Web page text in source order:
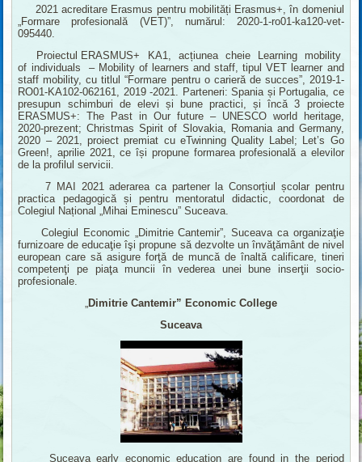
2021 acreditare Erasmus pentru mobilități Erasmus+, în domeniul
„Formare profesională (VET)”, numărul: 2020-1-ro01-ka120-vet-
095440.
Proiectul ERASMUS+ KA1, acțiunea cheie Learning mobility
of individuals – Mobility of learners and staff, tipul VET learner and
staff mobility, cu titlul “Formare pentru o carieră de succes”, 2019-1-
RO01-KA102-062161, 2019 -2021. Parteneri: Spania și Portugalia, ce
presupun schimburi de elevi și bune practici, și încă 3 proiecte
ERASMUS+: The Past in Our future – UNESCO world heritage,
2020-prezent; Christmas Spirit of Slovakia, Romania and Germany,
2020 – 2021, proiect premiat cu eTwinning Quality Label; Let’s Go
Green!, aprilie 2021, ce își propune formarea profesională a elevilor
de la profilul servicii.
7 MAI 2021 aderarea ca partener la Consorțiul școlar pentru
practica pedagogică și pentru mentoratul didactic, coordonat de
Colegiul Național „Mihai Eminescu” Suceava.
Colegiul Economic „Dimitrie Cantemir”, Suceava ca organizaţie
furnizoare de educaţie îşi propune să dezvolte un învăţământ de nivel
european care să asigure forţă de muncă de înaltă calificare, tineri
competenţi pe piaţa muncii în vederea unei bune inserţii socio-
profesionale.
„Dimitrie Cantemir” Economic College
Suceava
Suceava early economic education are found in the period